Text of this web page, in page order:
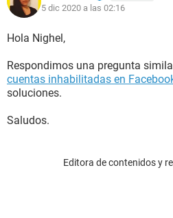
5 dic 2020 a las 02:16
Hola Nighel,
Respondimos una pregunta
cuentas inhabilitadas en
soluciones.
Saludos.
Editora de contenidos y